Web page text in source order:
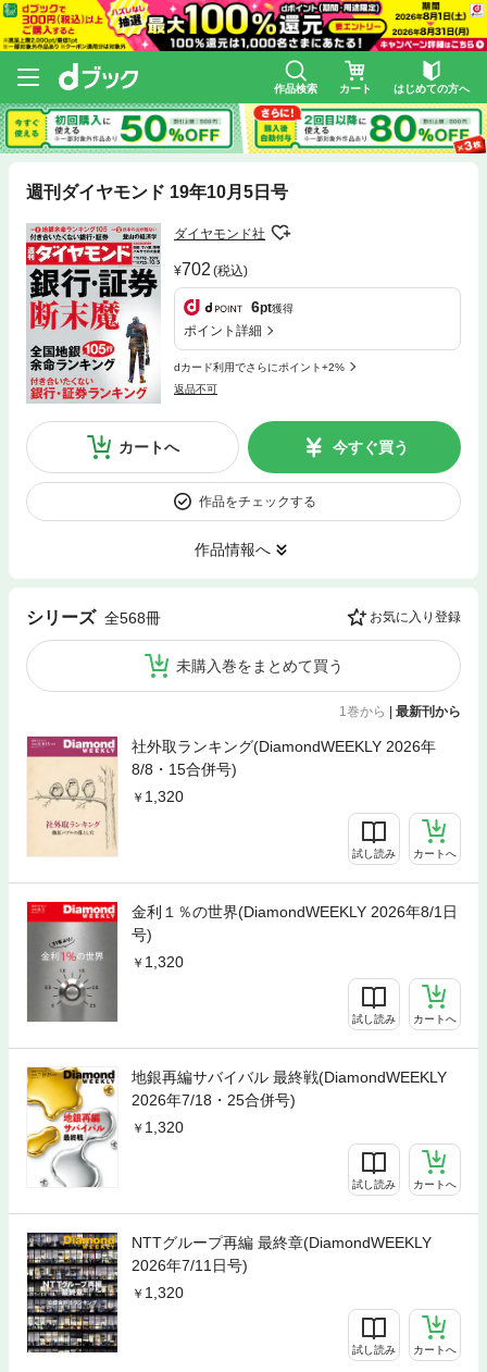
作品検索 カート はじめての方へ
週刊ダイヤモンド 19年10月5日号
ダイヤモンド社
702 (税込)
6pt獲得
ポイント詳細
dカード利用でさらにポイント+2%
返品不可
カートへ 今すぐ買う
作品をチェックする
作品情報へ
シリーズ 全568冊 お気に入り登録
未購入巻をまとめて買う
1巻から | 最新刊から
社外取ランキング(DiamondWEEKLY 2026年
8/8・15合併号)
1,320
試し読み カートへ
金利１％の世界(DiamondWEEKLY 2026年8/1日
号)
1,320
試し読み カートへ
地銀再編サバイバル 最終戦(DiamondWEEKLY
2026年7/18・25合併号)
1,320
試し読み カートへ
NTTグループ再編 最終章(DiamondWEEKLY
2026年7/11日号)
1,320
試し読み カートへ